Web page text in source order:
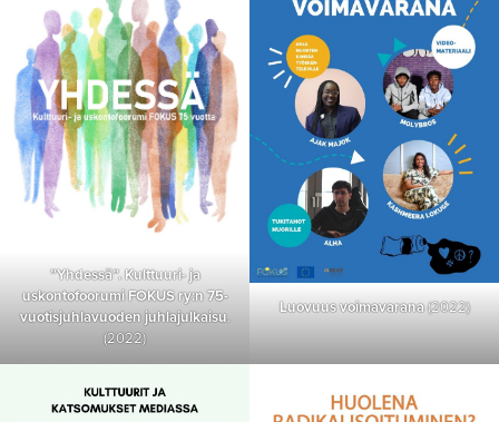
”Yhdessä”. Kulttuuri- ja
uskontofoorumi FOKUS ry:n 75-
vuotisjuhlavuoden juhlajulkaisu.
(2022)
Luovuus voimavarana(2022)